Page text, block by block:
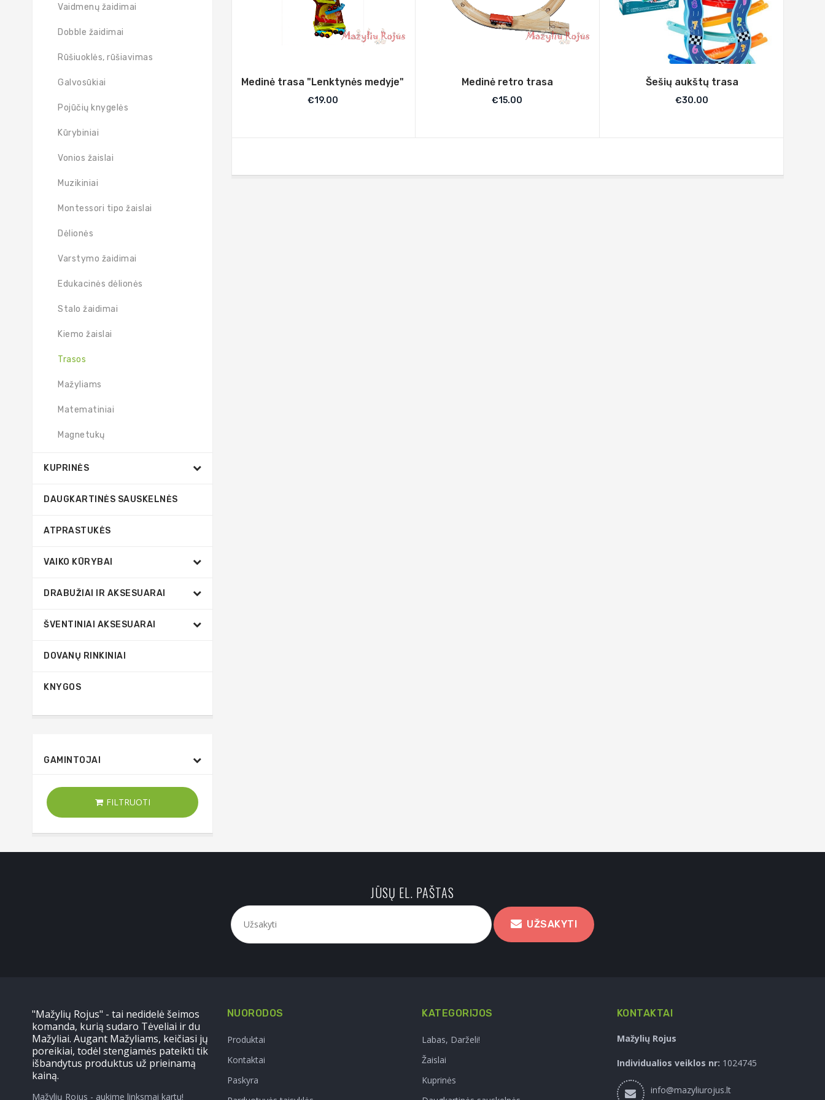
Medinė trasa "Lenktynės medyje"
€19.00
Medinė retro trasa
€15.00
Šešių aukštų trasa
€30.00
Vaidmenų žaidimai
Dobble žaidimai
Rūšiuoklės, rūšiavimas
Galvosūkiai
Pojūčių knygelės
Kūrybiniai
Vonios žaislai
Muzikiniai
Montessori tipo žaislai
Dėlionės
Varstymo žaidimai
Edukacinės dėlionės
Stalo žaidimai
Kiemo žaislai
Trasos
Mažyliams
Matematiniai
Magnetukų
KUPRINĖS
DAUGKARTINĖS SAUSKELNĖS
ATPRASTUKĖS
VAIKO KŪRYBAI
DRABUŽIAI IR AKSESUARAI
ŠVENTINIAI AKSESUARAI
DOVANŲ RINKINIAI
KNYGOS
GAMINTOJAI
FILTRUOTI
JŪSŲ EL. PAŠTAS
UŽSAKYTI
"Mažylių Rojus" - tai nedidelė šeimos
komanda, kurią sudaro Tėveliai ir du
Mažyliai. Augant Mažyliams, keičiasi jų
poreikiai, todėl stengiamės pateikti tik
išbandytus produktus už prieinamą
kainą.
Mažylių Rojus - aukime linksmai kartu!
NUORODOS
Produktai
Kontaktai
Paskyra
KATEGORIJOS
Labas, Darželi!
Žaislai
Kuprinės
KONTAKTAI
Mažylių Rojus
Individualios veiklos nr: 1024745
info@mazyliurojus.lt